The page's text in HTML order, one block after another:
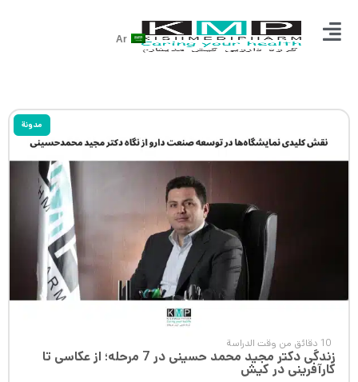
Ar
10 دقائق من وقت الدراسة
زندگی دکتر مجید محمد حسینی در 7 مرحله؛ از عکاسی تا
کارآفرینی در کیش
مدونة